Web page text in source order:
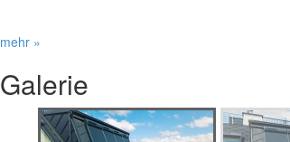
mehr »
Galerie